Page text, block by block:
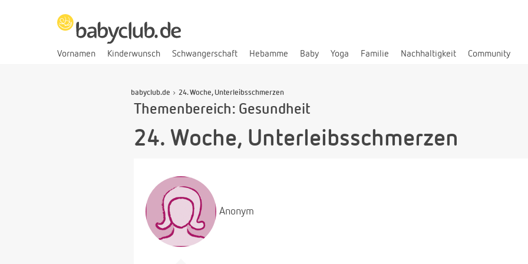
Vornamen Kinderwunsch Schwangerschaft Hebamme Baby Yoga Familie Nachhaltigkeit Community
babyclub.de 24. Woche, Unterleibsschmerzen
Themenbereich: Gesundheit
24. Woche, Unterleibsschmerzen
Anonym